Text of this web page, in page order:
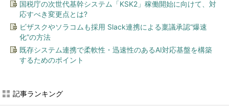
国税庁の次世代基幹システム「KSK2」稼働開始に向けて、対
応すべき変更点とは?
ビザスクやソラコムも採用 Slack連携による稟議承認“爆速
化”の方法
既存システム連携で柔軟性・迅速性のあるAI対応基盤を構築
するためのポイント
記事ランキング